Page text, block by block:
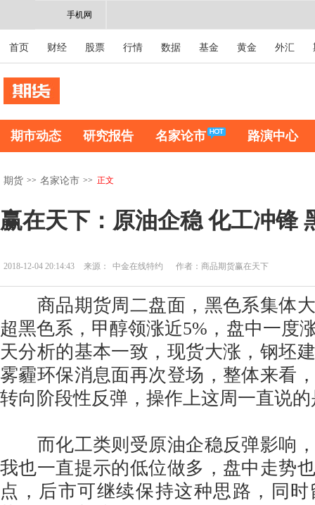
手机网
首页 财经 股票 行情 数据 基金 黄金 外汇
期市动态 研究报告 名家论市 路演中心
期货 >> 名家论市 >> 正文
赢在天下：原油企稳 化工冲锋
2018-12-04 20:14:43 来源： 中金在线特约 作者：商品期货赢在天下
商品期货周二盘面，黑色系集体大
超黑色系，甲醇领涨近5%，盘中一度
天分析的基本一致，现货大涨，钢坯
雾霾环保消息面再次登场，整体来看
转向阶段性反弹，操作上这周一直说
而化工类则受原油企稳反弹影响，
我也一直提示的低位做多，盘中走势
点，后市可继续保持这种思路，同